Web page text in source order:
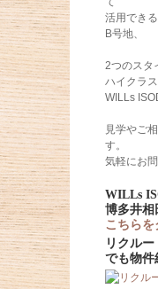
活用でき
B号地、
2つのスタ
ハイクラス
WILLs
見学やご
す。
気軽にお
WILLs
博多井相
こちらを
リクルー
でも物件